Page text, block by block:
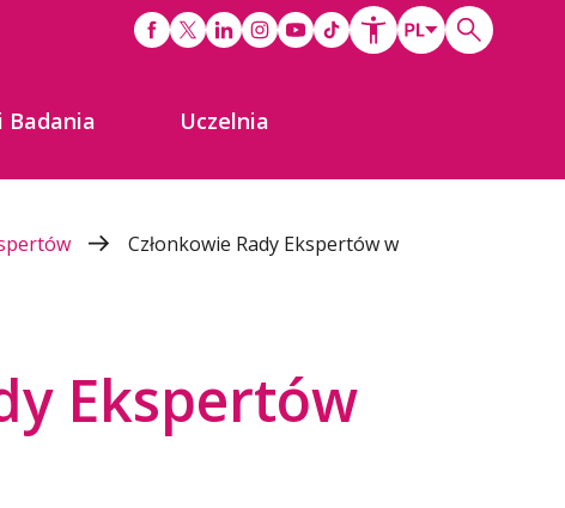
Badania Uczelnia
Członkowie Rady Ekspertów w
Ekspertów